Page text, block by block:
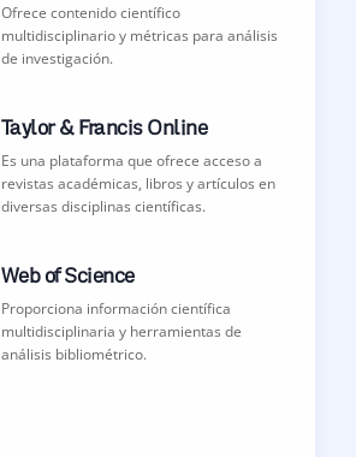
Ofrece contenido científico
multidisciplinario y métricas para análisis
de investigación.
Taylor & Francis Online
Es una plataforma que ofrece acceso a
revistas académicas, libros y artículos en
diversas disciplinas científicas.
Web of Science
Proporciona información científica
multidisciplinaria y herramientas de
análisis bibliométrico.